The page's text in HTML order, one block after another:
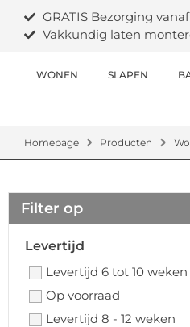
GRATIS Bezorging
Vakkundig laten
WONEN SLAPEN
Homepage Producten
Filter op
Levertijd
Levertijd 6 tot 10 weken
Op voorraad
Levertijd 8 - 12 weken